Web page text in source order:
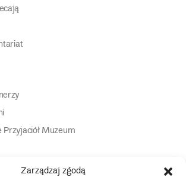
Zarządzaj zgodą
Muzeum
potrzebach